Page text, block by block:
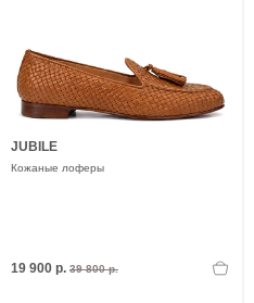
JUBILE
Кожаные лоферы
19 900 р. 39 800 р.